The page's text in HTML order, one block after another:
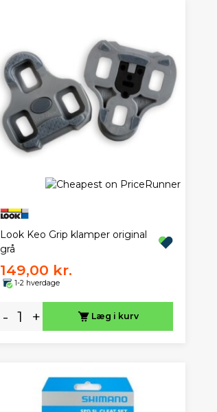
Look Keo Grip klamper original
grå
149,00 kr.
1-2 hverdage
- + Læg i kurv